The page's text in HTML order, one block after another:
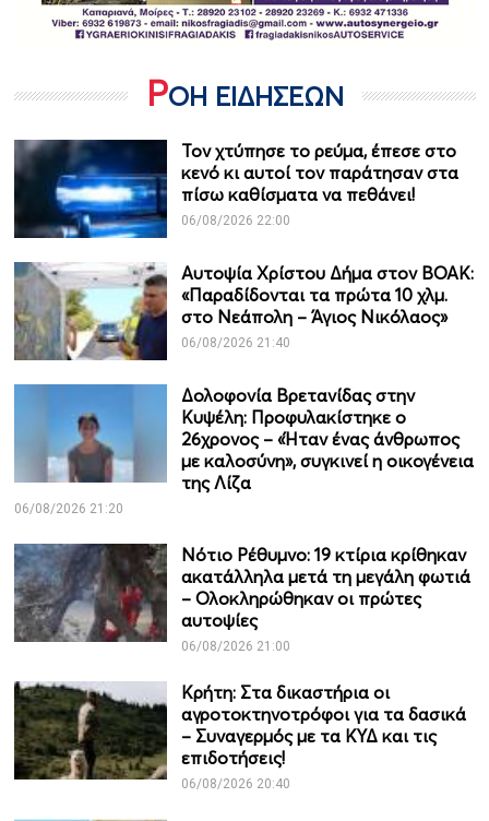
ΡΟΗ ΕΙΔΗΣΕΩΝ
Τον χτύπησε το ρεύμα, έπεσε στο
κενό κι αυτοί τον παράτησαν στα
πίσω καθίσματα να πεθάνει!
06/08/2026 22:00
Αυτοψία Χρίστου Δήμα στον ΒΟΑΚ:
«Παραδίδονται τα πρώτα 10 χλμ.
στο Νεάπολη – Άγιος Νικόλαος»
06/08/2026 21:40
Δολοφονία Βρετανίδας στην
Κυψέλη: Προφυλακίστηκε ο
26χρονος – «Ήταν ένας άνθρωπος
με καλοσύνη», συγκινεί η οικογένεια
της Λίζα
06/08/2026 21:20
Νότιο Ρέθυμνο: 19 κτίρια κρίθηκαν
ακατάλληλα μετά τη μεγάλη φωτιά
– Ολοκληρώθηκαν οι πρώτες
αυτοψίες
06/08/2026 21:00
Κρήτη: Στα δικαστήρια οι
αγροτοκτηνοτρόφοι για τα δασικά
– Συναγερμός με τα ΚΥΔ και τις
επιδοτήσεις!
06/08/2026 20:40